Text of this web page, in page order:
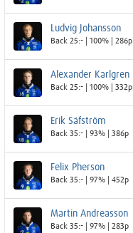
Ludvig Johansson
Back 25:- | 100% | 286p
Alexander Karlgren
Back 25:- | 100% | 332p
Erik Säfström
Back 35:- | 93% | 386p
Felix Pherson
Back 35:- | 97% | 452p
Martin Andreasson
Back 35:- | 97% | 283p